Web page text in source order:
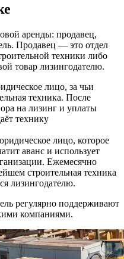
аренды: продавец,
Продавец — это отдел
техники либо
товар лизингодателю.
лицо, за чьи
техника. После
на лизинг и уплаты
технику
лицо, которое
аванс и использует
Ежемесячно
строительная техника
лизингодателю.
регулярно поддерживают
компаниями.